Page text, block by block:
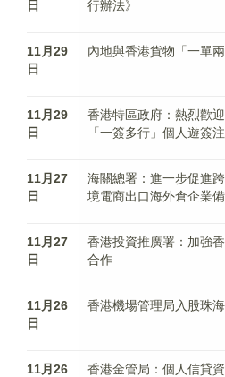
日
行辦法》
11月29
日
內地與香港貨物「一單
11月29
日
香港特區政府：熱烈歡
「一簽多行」個人遊簽
11月27
日
海關總署：進一步促進
境電商出口海外倉企業
11月27
日
香港投資推廣署：加強
合作
11月26
日
香港機場管理局入股珠
11月26
香港金管局：個人信貸